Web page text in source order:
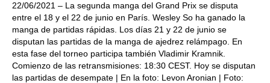
22/06/2021 – La segunda manga del Grand Prix se disputa
entre el 18 y el 22 de junio en París. Wesley So ha ganado la
manga de partidas rápidas. Los días 21 y 22 de junio se
disputan las partidas de la manga de ajedrez relámpago. En
esta fase del torneo participa también Vladimir Kramnik.
Comienzo de las retransmisiones: 18:30 CEST. Hoy se disputan
las partidas de desempate | En la foto: Levon Aronian | Foto: